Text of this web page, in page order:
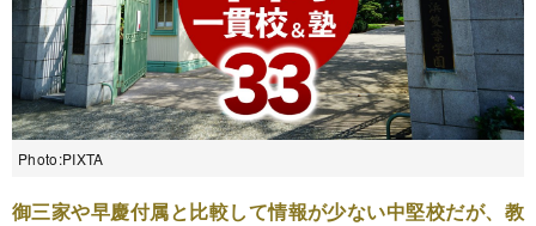
Photo:PIXTA
御三家や早慶付属と比較して情報が少ない中堅校だが、教